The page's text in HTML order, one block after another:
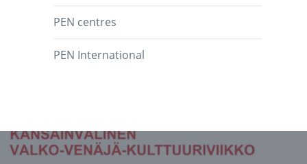
PEN centres
PEN International